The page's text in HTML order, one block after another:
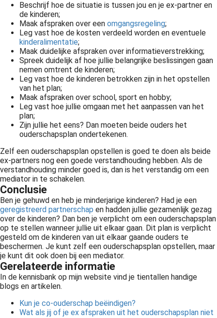
Beschrijf hoe de situatie is tussen jou en je ex-partner en
de kinderen;
Maak afspraken over een omgangsregeling;
Leg vast hoe de kosten verdeeld worden en eventuele
kinderalimentatie;
Maak duidelijke afspraken over informatieverstrekking;
Spreek duidelijk af hoe jullie belangrijke beslissingen gaan
nemen omtrent de kinderen;
Leg vast hoe de kinderen betrokken zijn in het opstellen
van het plan;
Maak afspraken over school, sport en hobby;
Leg vast hoe jullie omgaan met het aanpassen van het
plan;
Zijn jullie het eens? Dan moeten beide ouders het
ouderschapsplan ondertekenen.
Zelf een ouderschapsplan opstellen is goed te doen als beide
ex-partners nog een goede verstandhouding hebben. Als de
verstandhouding minder goed is, dan is het verstandig om een
mediator in te schakelen.
Conclusie
Ben je gehuwd en heb je minderjarige kinderen? Had je een
geregistreerd partnerschap en hadden jullie gezamenlijk gezag
over de kinderen? Dan ben je verplicht om een ouderschapsplan
op te stellen wanneer jullie uit elkaar gaan. Dit plan is verplicht
gesteld om de kinderen van uit elkaar gaande ouders te
beschermen. Je kunt zelf een ouderschapsplan opstellen, maar
je kunt dit ook doen bij een mediator.
Gerelateerde informatie
In de kennisbank op mijn website vind je tientallen handige
blogs en artikelen.
Kun je co-ouderschap beëindigen?
Wat als jij of je ex afspraken uit het ouderschapsplan niet